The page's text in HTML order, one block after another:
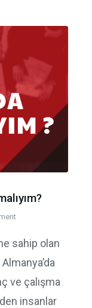
sahip olan
ve çalışma
insanlar